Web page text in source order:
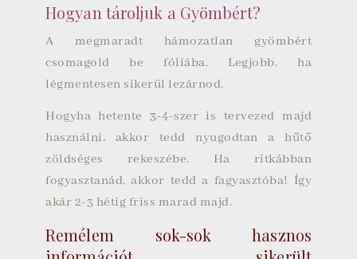
Hogyan tároljuk a Gyömbért?
A megmaradt hámozatlan gyömbért
csomagold be fóliába. Legjobb, ha
légmentesen sikerül lezárnod.
Hogyha hetente 3-4-szer is tervezed majd
használni, akkor tedd nyugodtan a hűtő
zöldséges rekeszébe. Ha ritkábban
fogyasztanád, akkor tedd a fagyasztóba! Így
akár 2-3 hétig friss marad majd.
Remélem sok-sok hasznos